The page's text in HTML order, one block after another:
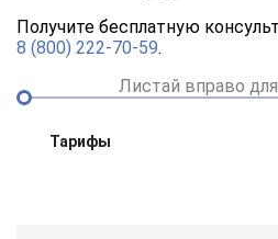
Получите бесплатную
8 (800) 222-70-59.
Листай вправо
Тарифы